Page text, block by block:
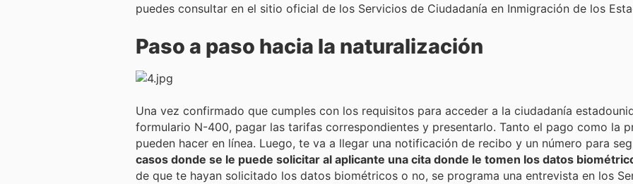
puedes consultar en el sitio oficial de los Servicios de Ciudadanía en Inmigración de los
Paso a paso hacia la naturalización
Una vez confirmado que cumples con los requisitos para acceder a la ciudadanía
formulario N-400, pagar las tarifas correspondientes y presentarlo. Tanto el pago como la
pueden hacer en línea. Luego, te va a llegar una notificación de recibo y un número para
casos donde se le puede solicitar al aplicante una cita donde le tomen los datos
de que te hayan solicitado los datos biométricos o no, se programa una entrevista en los